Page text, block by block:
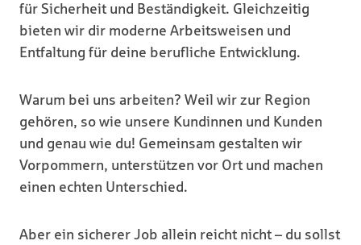
für Sicherheit und Beständigkeit. Gleichzeitig
bieten wir dir moderne Arbeitsweisen und
Entfaltung für deine berufliche Entwicklung.
Warum bei uns arbeiten? Weil wir zur Region
gehören, so wie unsere Kundinnen und Kunden
und genau wie du! Gemeinsam gestalten wir
Vorpommern, unterstützen vor Ort und machen
einen echten Unterschied.
Aber ein sicherer Job allein reicht nicht – du sollst